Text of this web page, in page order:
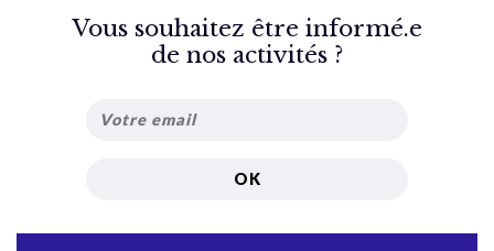
Vous souhaitez être informé.e
de nos activités ?